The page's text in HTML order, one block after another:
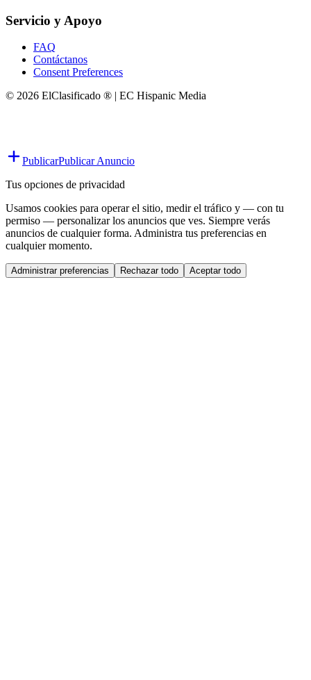
Servicio y Apoyo
FAQ
Contáctanos
Consent Preferences
© 2026 ElClasificado ® | EC Hispanic Media
PublicarPublicar Anuncio
Tus opciones de privacidad
Usamos cookies para operar el sitio, medir el tráfico y — con tu
permiso — personalizar los anuncios que ves. Siempre verás
anuncios de cualquier forma. Administra tus preferencias en
cualquier momento.
Administrar preferencias Rechazar todo Aceptar todo